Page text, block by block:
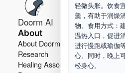
轻微头胀。饮食
羹，有助于润燥
物。食用方式：
温热入口，促进
进行慢跑或瑜伽
心。同时，晚上
松身心。
Doorm AI
About
About Doorm AI
Research
Healing Association